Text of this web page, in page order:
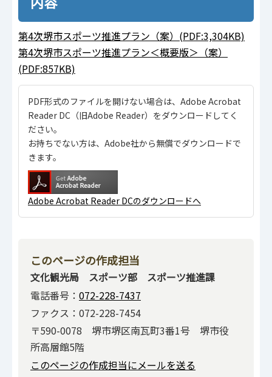
第4次堺市スポーツ推進プラン（案）(PDF:3,304KB)
第4次堺市スポーツ推進プラン＜概要版＞（案）
(PDF:857KB)
PDF形式のファイルを開けない場合は、Adobe Acrobat
Reader DC（旧Adobe Reader）をダウンロードしてく
ださい。
お持ちでない方は、Adobe社から無償でダウンロードで
きます。
Adobe Acrobat Reader DCのダウンロードへ
このページの作成担当
文化観光局 スポーツ部 スポーツ推進課
電話番号： 072-228-7437
ファクス：072-228-7454
〒590-0078 堺市堺区南瓦町3番1号 堺市役
所高層館5階
このページの作成担当にメールを送る